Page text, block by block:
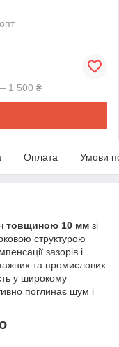
1 500 ₴
Оплата Умови
товщиною 10 мм зі
структурою
зазорів і
та промислових
у широкому
поглинає шум і